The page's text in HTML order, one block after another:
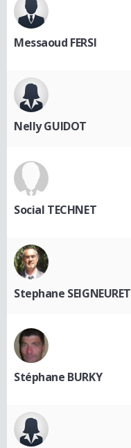
Messaoud FERSI
Nelly GUIDOT
Social TECHNET
Stephane SEIGNEURET
Stéphane BURKY